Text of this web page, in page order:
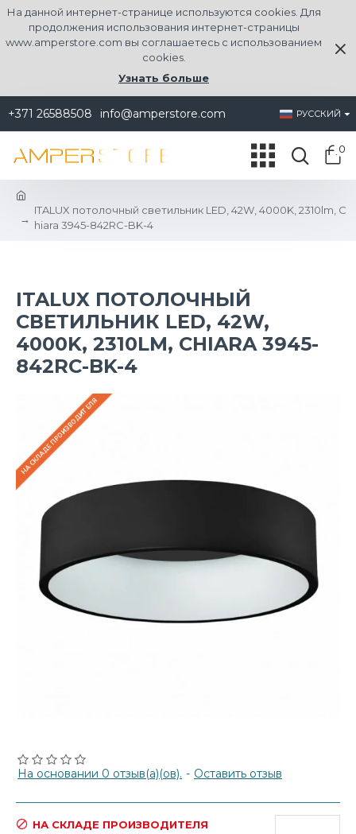
На данной интернет-странице используются cookies. Для
продолжения использования интернет-страницы
www.amperstore.com вы соглашаетесь с использованием
cookies.
Узнать больше
+371 26588508 info@amperstore.com РУССКИЙ
0
ITALUX потолочный светильник LED, 42W, 4000K, 2310lm, C
hiara 3945-842RC-BK-4
ITALUX ПОТОЛОЧНЫЙ
СВЕТИЛЬНИК LED, 42W,
4000K, 2310LM, CHIARA 3945-
842RC-BK-4
НА СКЛАДЕ ПРОИЗВОДИТЕЛЯ
На основании 0 отзыв(а)(ов). - Оставить отзыв
НА СКЛАДЕ ПРОИЗВОДИТЕЛЯ